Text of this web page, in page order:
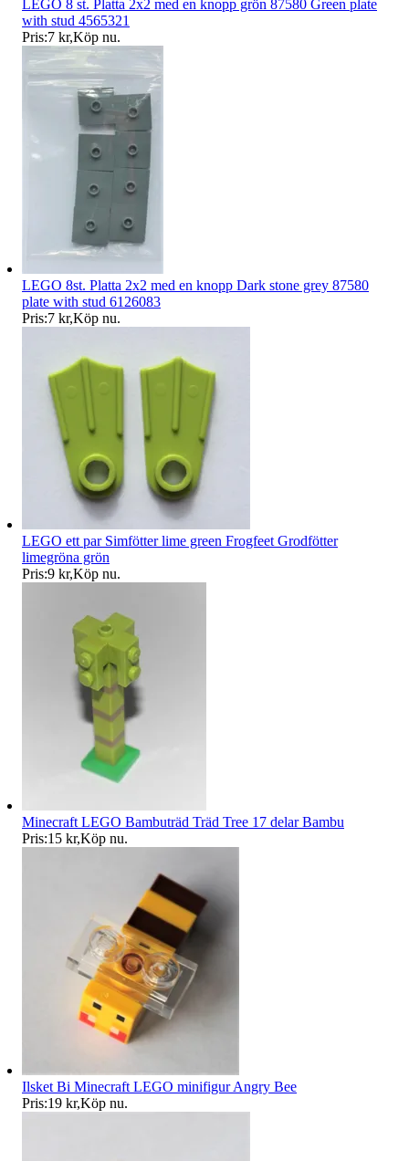
LEGO 8 st. Platta 2x2 med en knopp grön 87580 Green plate
with stud 4565321
Pris:7 kr,Köp nu.
LEGO 8st. Platta 2x2 med en knopp Dark stone grey 87580
plate with stud 6126083
Pris:7 kr,Köp nu.
LEGO ett par Simfötter lime green Frogfeet Grodfötter
limegröna grön
Pris:9 kr,Köp nu.
Minecraft LEGO Bambuträd Träd Tree 17 delar Bambu
Pris:15 kr,Köp nu.
Ilsket Bi Minecraft LEGO minifigur Angry Bee
Pris:19 kr,Köp nu.